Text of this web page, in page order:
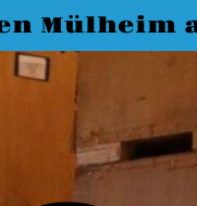
Mülheim